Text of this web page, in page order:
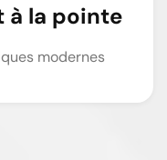
à la pointe
modernes